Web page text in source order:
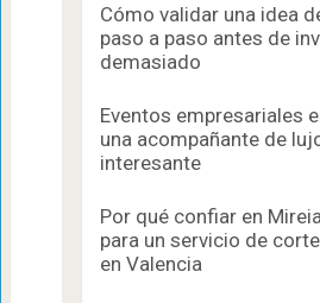
Cómo validar una idea
paso a paso antes de
demasiado
Eventos empresariales
una acompañante de
interesante
Por qué confiar en
para un servicio de
en Valencia